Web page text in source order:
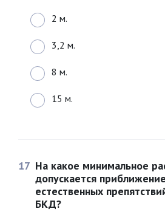
2 м.
3,2 м.
8 м.
15 м.
17 На какое минимальное
допускается
естественных
БКД?